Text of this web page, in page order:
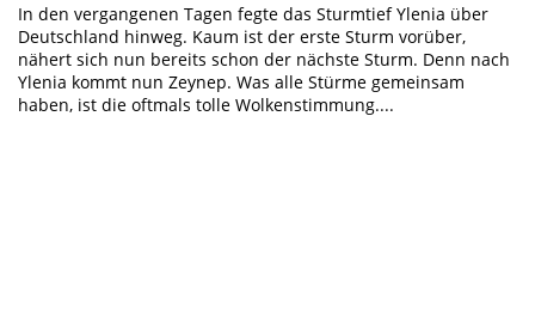
In den vergangenen Tagen fegte das Sturmtief Ylenia über
Deutschland hinweg. Kaum ist der erste Sturm vorüber,
nähert sich nun bereits schon der nächste Sturm. Denn nach
Ylenia kommt nun Zeynep. Was alle Stürme gemeinsam
haben, ist die oftmals tolle Wolkenstimmung....